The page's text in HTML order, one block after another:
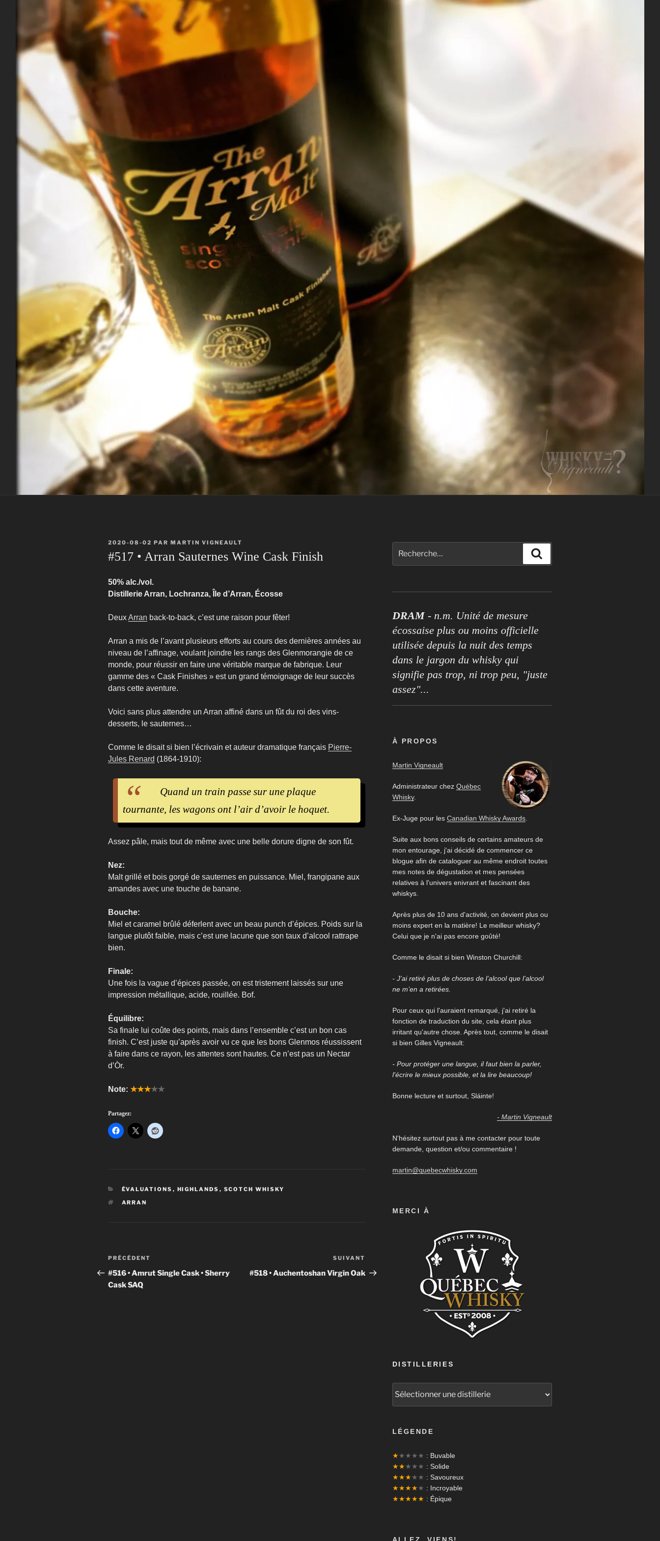
PUBLIÉ
2020-08-02 PAR MARTIN VIGNEAULT
#517 • Arran Sauternes Wine Cask Finish
50% alc./vol.
Distillerie Arran, Lochranza, Île d’Arran, Écosse
DeuxArran back-to-back, c’est une raison pour fêter!
Arran a mis de l’avant plusieurs efforts au cours des dernières années au
niveau de l’affinage, voulant joindre les rangs des Glenmorangie de ce
monde, pour réussir en faire une véritable marque de fabrique. Leur
gamme des « Cask Finishes » est un grand témoignage de leur succès
dans cette aventure.
Voici sans plus attendre un Arran affiné dans un fût du roi des vins-
desserts, le sauternes…
Comme le disait si bien l’écrivain et auteur dramatique français Pierre-
Jules Renard (1864-1910):
Quand un train passe sur une plaque
tournante, les wagons ont l’air d’avoir le hoquet.
Assez pâle, mais tout de même avec une belle dorure digne de son fût.
Nez:
Malt grillé et bois gorgé de sauternes en puissance. Miel, frangipane aux
amandes avec une touche de banane.
Bouche:
Miel et caramel brûlé déferlent avec un beau punch d’épices. Poids sur la
langue plutôt faible, mais c’est une lacune que son taux d’alcool rattrape
bien.
Finale:
Une fois la vague d’épices passée, on est tristement laissés sur une
impression métallique, acide, rouillée. Bof.
Équilibre:
Sa finale lui coûte des points, mais dans l’ensemble c’est un bon cas
finish. C’est juste qu’après avoir vu ce que les bons Glenmos réussissent
à faire dans ce rayon, les attentes sont hautes. Ce n’est pas un Nectar
d’Òr.
Note: ★★★★★
Partagez:
CATÉGORIES
ÉVALUATIONS , HIGHLANDS , SCOTCH WHISKY
ÉTIQUETTES
ARRAN
Navigation
de
l'article
Article
précédent
PRÉCÉDENT
#516 • Amrut Single Cask • Sherry
Cask SAQ
suivant
SUIVANT
#518 • Auchentoshan Virgin Oak
DRAM- n.m. Unité de mesure
écossaise plus ou moins officielle
utilisée depuis la nuit des temps
dans le jargon du whisky qui
signifie pas trop, ni trop peu, "juste
assez"...
À PROPOS
Martin Vigneault
Administrateur chez Québec
Whisky.
Ex-Juge pour les Canadian Whisky Awards.
Suite aux bons conseils de certains amateurs de
mon entourage, j'ai décidé de commencer ce
blogue afin de cataloguer au même endroit toutes
mes notes de dégustation et mes pensées
relatives à l'univers enivrant et fascinant des
whiskys.
Après plus de 10 ans d'activité, on devient plus ou
moins expert en la matière! Le meilleur whisky?
Celui que je n'ai pas encore goûté!
Comme le disait si bien Winston Churchill:
- J’ai retiré plus de choses de l’alcool que l’alcool
ne m’en a retirées.
Pour ceux qui l'auraient remarqué, j'ai retiré la
fonction de traduction du site, cela étant plus
irritant qu'autre chose. Après tout, comme le disait
si bien Gilles Vigneault:
- Pour protéger une langue, il faut bien la parler,
l'écrire le mieux possible, et la lire beaucoup!
Bonne lecture et surtout, Sláinte!
- Martin Vigneault
N'hésitez surtout pas à me contacter pour toute
demande, question et/ou commentaire !
martin@quebecwhisky.com
MERCI À
DISTILLERIES
LÉGENDE
★★★★★ : Buvable
★★★★★ : Solide
★★★★★ : Savoureux
★★★★★ : Incroyable
★★★★★ : Épique